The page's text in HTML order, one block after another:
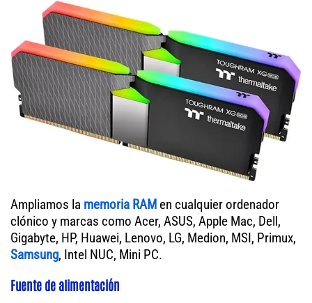
Ampliamos la memoria RAM en cualquier ordenador
clónico y marcas como Acer, ASUS, Apple Mac, Dell,
Gigabyte, HP, Huawei, Lenovo, LG, Medion, MSI, Primux,
Samsung, Intel NUC, Mini PC.
Fuente de alimentación